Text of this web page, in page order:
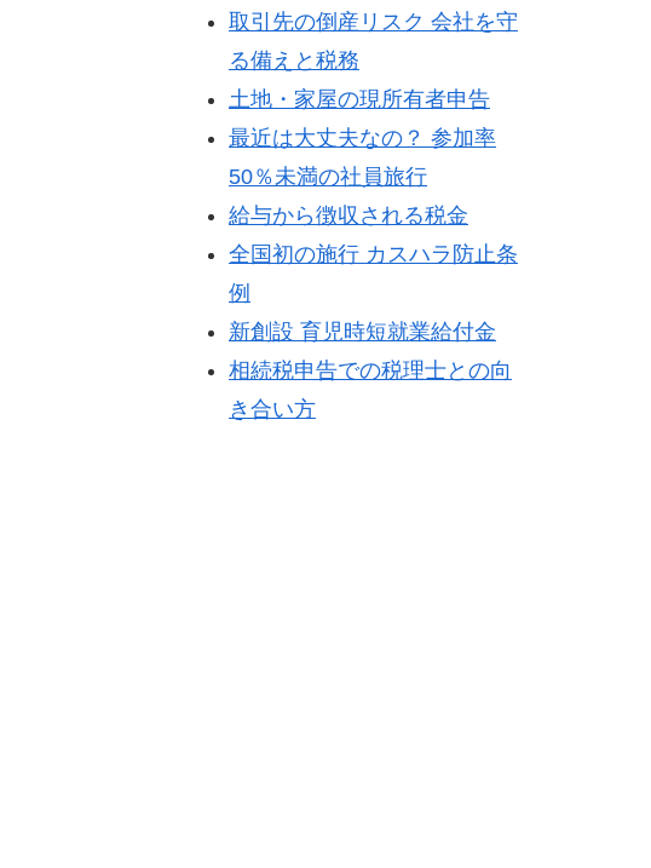
取引先の倒産リスク 会社を守
る備えと税務
土地・家屋の現所有者申告
最近は大丈夫なの？ 参加率
50％未満の社員旅行
給与から徴収される税金
全国初の施行 カスハラ防止条
例
新創設 育児時短就業給付金
相続税申告での税理士との向
き合い方